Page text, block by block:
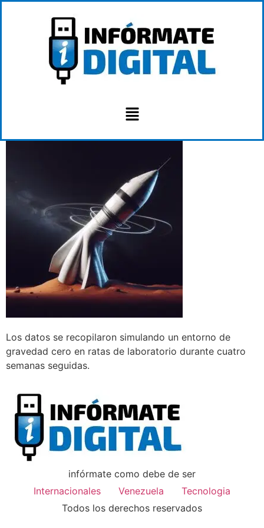
Los datos se recopilaron simulando un entorno de
gravedad cero en ratas de laboratorio durante cuatro
semanas seguidas.
infórmate como debe de ser
Internacionales
Venezuela
Tecnologia
Todos los derechos reservados